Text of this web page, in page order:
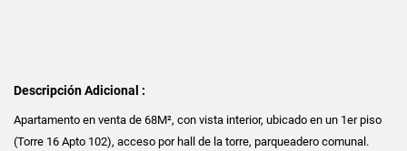
Descripción Adicional :
Apartamento en venta de 68M², con vista interior, ubicado en un 1er piso
(Torre 16 Apto 102), acceso por hall de la torre, parqueadero comunal.